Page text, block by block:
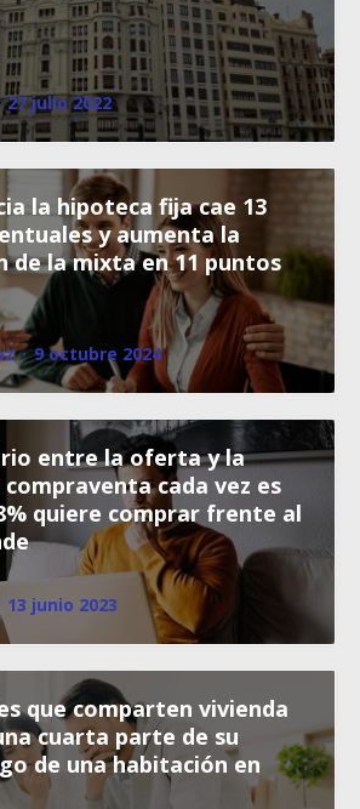
27 julio 2022
la hipoteca fija cae 13
y aumenta la
de la mixta en 11 puntos
· 9 octubre 2024
entre la oferta y la
cada vez es
quiere comprar frente al
13 junio 2023
que comparten vivienda
cuarta parte de su
de una habitación en